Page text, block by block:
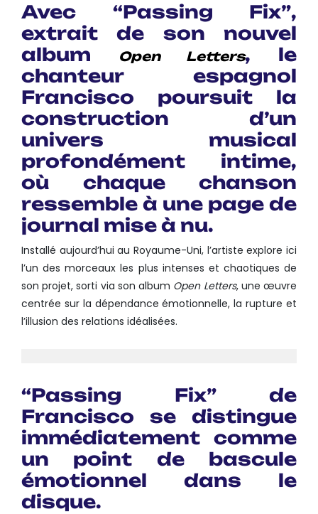
Avec “Passing Fix”,
extrait de son nouvel
album
Open Letters, le
chanteur espagnol
Francisco poursuit la
construction d’un
univers musical
profondément intime,
où chaque chanson
ressemble à une page de
journal mise à nu.
Installé aujourd’hui au Royaume-Uni, l’artiste explore ici
l’un des morceaux les plus intenses et chaotiques de
son projet, sorti via son album Open Letters, une œuvre
centrée sur la dépendance émotionnelle, la rupture et
l’illusion des relations idéalisées.
“Passing Fix” de
Francisco se distingue
immédiatement comme
un point de bascule
émotionnel dans le
disque.